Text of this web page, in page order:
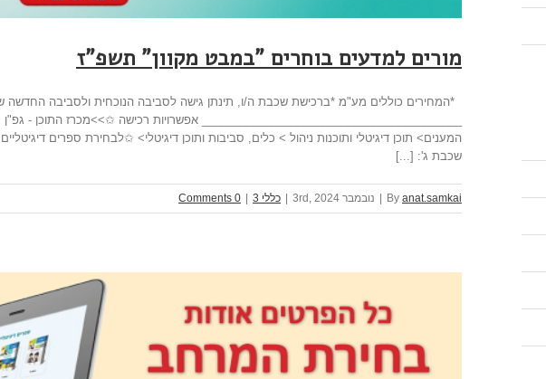
מורים למדעים בוחרים "במבט מקוון" תשפ"ז
*המחירים כוללים מע"מ *ברכישת שכבת ה/ו, תינתן גישה לסביבה הנוכחית ולסביבה החדשה
_________________________________________ אפשרויות רכישה ✩>>מכרז התוכן -
המענים> תוכן דיגיטלי ותוכנות ניהול > כלים, סביבות ותוכן דיגיטלי> ✩לבחירת ספרים
שכבת ג': [...]
By anat.samkai
| נובמבר 3rd, 2024 | כללי 3 |
0 Comments